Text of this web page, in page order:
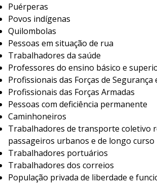
Puérperas
Povos indígenas
Quilombolas
Pessoas em situação de rua
Trabalhadores da saúde
Professores do ensino básico e
Profissionais das Forças de Segurança
Profissionais das Forças Armadas
Pessoas com deficiência permanente
Caminhoneiros
Trabalhadores de transporte coletivo
passageiros urbanos e de longo curso
Trabalhadores portuários
Trabalhadores dos correios
População privada de liberdade e